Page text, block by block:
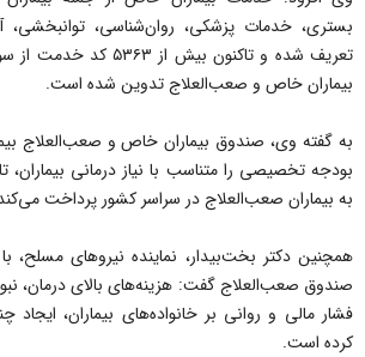
بستری، خدمات پزشکی، روان‌شناسی،
تعریف شده و تاکنون بیش
بیماران خاص و صعب‌العلاج تدوین شده است.
به گفته وی، صندوق بیماران خاص و صعب‌العلاج
به بیماران صعب‌العلاج در سراسر کشور پرداخت
همچنین دکتر بخت‌بیدار، نماینده نیروهای مسلح،
صندوق صعب‌العلاج گفت: هزینه‌های بالای درمان،
فشار مالی و روانی بر خانواده‌های بیماران،
کرده است.